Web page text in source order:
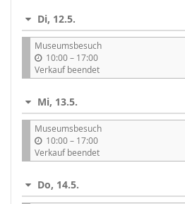
auswählen
Di, 12.5.
Museumsbesuch
10:00–b
i
s
17:00
Verkauf beendet
Mi, 13.5.
Museumsbesuch
10:00–b
i
s
17:00
Verkauf beendet
Do, 14.5.